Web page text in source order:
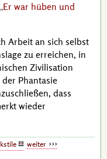
Er war hüben und
Arbeit an sich selbst
zu erreichen, in
Zivilisation
Phantasie
dass
wieder
weiter